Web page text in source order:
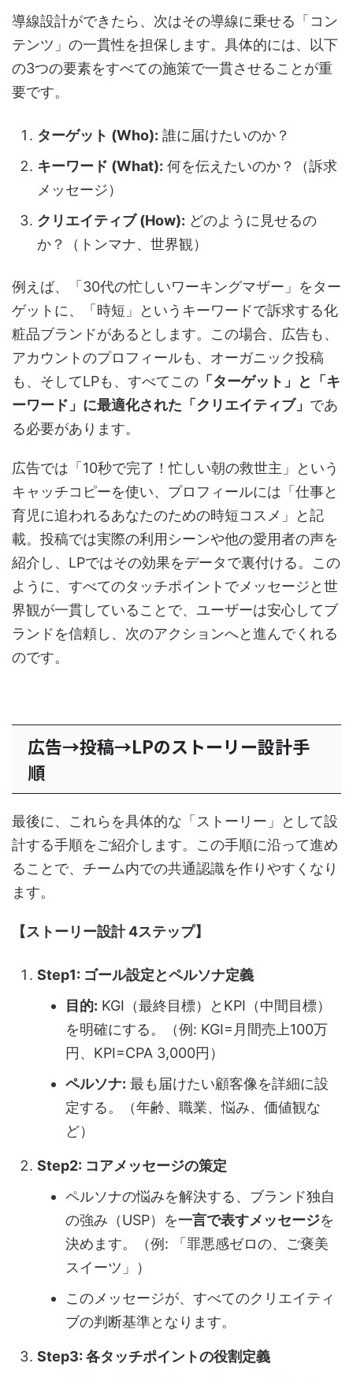
導線設計ができたら、次はその導線に乗せる「コン
テンツ」の一貫性を担保します。具体的には、以下
の3つの要素をすべての施策で一貫させることが重
要です。
ターゲット (Who): 誰に届けたいのか？
キーワード (What): 何を伝えたいのか？（訴求
メッセージ）
クリエイティブ (How): どのように見せるの
か？（トンマナ、世界観）
例えば、「30代の忙しいワーキングマザー」をター
ゲットに、「時短」というキーワードで訴求する化
粧品ブランドがあるとします。この場合、広告も、
アカウントのプロフィールも、オーガニック投稿
も、そしてLPも、すべてこの 「ターゲット」と「キ
ーワード」に最適化された「クリエイティブ」 であ
る必要があります。
広告では「10秒で完了！忙しい朝の救世主」という
キャッチコピーを使い、プロフィールには「仕事と
育児に追われるあなたのための時短コスメ」と記
載。投稿では実際の利用シーンや他の愛用者の声を
紹介し、LPではその効果をデータで裏付ける。この
ように、すべてのタッチポイントでメッセージと世
界観が一貫していることで、ユーザーは安心してブ
ランドを信頼し、次のアクションへと進んでくれる
のです。
広告→投稿→LPのストーリー設計手
順
最後に、これらを具体的な「ストーリー」として設
計する手順をご紹介します。この手順に沿って進め
ることで、チーム内での共通認識を作りやすくなり
ます。
【ストーリー設計 4ステップ】
Step1: ゴール設定とペルソナ定義
目的: KGI（最終目標）とKPI（中間目標）
を明確にする。（例: KGI=月間売上100万
円、KPI=CPA 3,000円）
ペルソナ: 最も届けたい顧客像を詳細に設
定する。（年齢、職業、悩み、価値観な
ど）
Step2: コアメッセージの策定
ペルソナの悩みを解決する、ブランド独自
の強み（USP）を一言で表すメッセージを
決めます。（例: 「罪悪感ゼロの、ご褒美
スイーツ」）
このメッセージが、すべてのクリエイティ
ブの判断基準となります。
Step3: 各タッチポイントの役割定義